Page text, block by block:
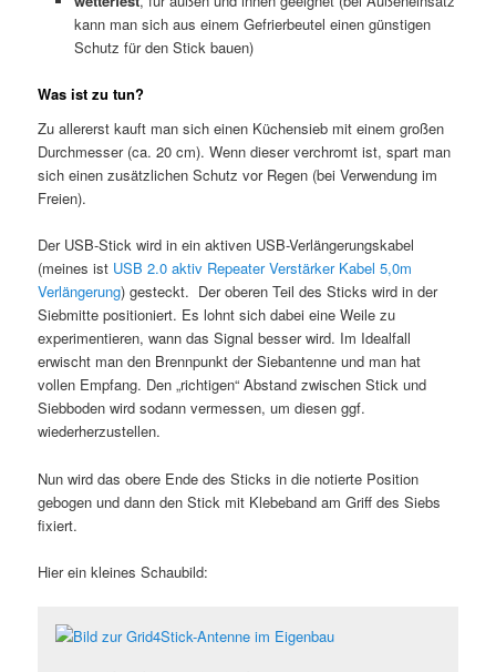
kann man sich aus einem Gefrierbeutel einen günstigen
Schutz für den Stick bauen)
Was ist zu tun?
Zu allererst kauft man sich einen Küchensieb mit einem großen
Durchmesser (ca. 20 cm). Wenn dieser verchromt ist, spart man
sich einen zusätzlichen Schutz vor Regen (bei Verwendung im
Freien).
Der USB-Stick wird in ein aktiven USB-Verlängerungskabel
(meines ist USB 2.0 aktiv Repeater Verstärker Kabel 5,0m
Verlängerung) gesteckt. Der oberen Teil des Sticks wird in der
Siebmitte positioniert. Es lohnt sich dabei eine Weile zu
experimentieren, wann das Signal besser wird. Im Idealfall
erwischt man den Brennpunkt der Siebantenne und man hat
vollen Empfang. Den „richtigen“ Abstand zwischen Stick und
Siebboden wird sodann vermessen, um diesen ggf.
wiederherzustellen.
Nun wird das obere Ende des Sticks in die notierte Position
gebogen und dann den Stick mit Klebeband am Griff des Siebs
fixiert.
Hier ein kleines Schaubild: